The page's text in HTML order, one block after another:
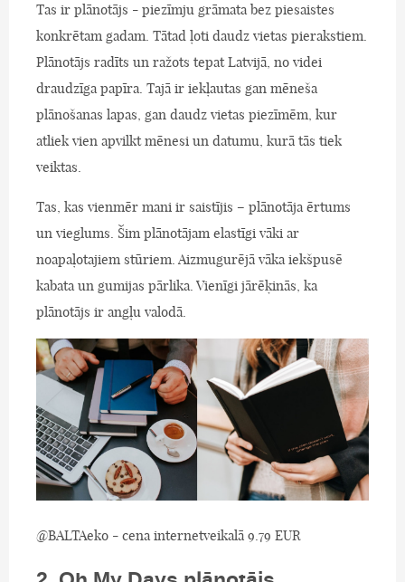
Tas ir plānotājs - piezīmju grāmata bez piesaistes
konkrētam gadam. Tātad ļoti daudz vietas pierakstiem.
Plānotājs radīts un ražots tepat Latvijā, no videi
draudzīga papīra. Tajā ir iekļautas gan mēneša
plānošanas lapas, gan daudz vietas piezīmēm, kur
atliek vien apvilkt mēnesi un datumu, kurā tās tiek
veiktas.
Tas, kas vienmēr mani ir saistījis – plānotāja ērtums
un vieglums. Šim plānotājam elastīgi vāki ar
noapaļotajiem stūriem. Aizmugurējā vāka iekšpusē
kabata un gumijas pārlika. Vienīgi jārēķinās, ka
plānotājs ir angļu valodā.
@BALTAeko - cena internetveikalā 9.79 EUR